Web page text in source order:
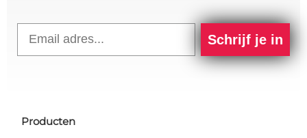
Schrijf je in
Producten